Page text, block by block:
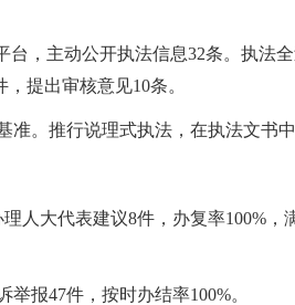
台，主动公开执法信息32条。执法
提出审核意见10条。
。推行说理式执法，在执法文书
人大代表建议8件，办复率100%，
报47件，按时办结率100%。